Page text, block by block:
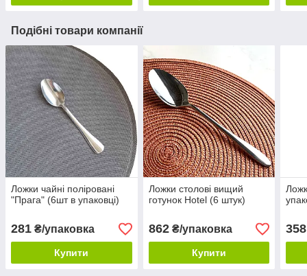
Подібні товари компанії
Ложки чайні поліровані
"Прага" (6шт в упаковці)
281 ₴/упаковка
Купити
Ложки столові вищий
готунок Hotel (6 штук)
862₴/упаковка
Купити
358